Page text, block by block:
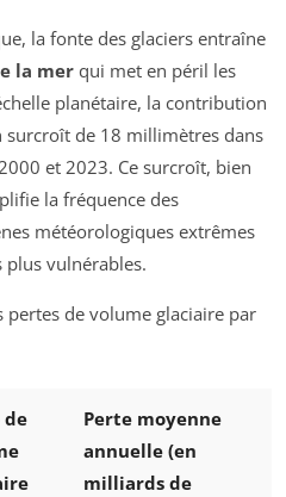
la fonte des glaciers entraîne
la mer qui met en péril les
planétaire, la contribution
surcroît de 18 millimètres dans
et 2023. Ce surcroît, bien
la fréquence des
météorologiques extrêmes
plus vulnérables.
de volume glaciaire par
de
Perte moyenne
annuelle (en
milliards de